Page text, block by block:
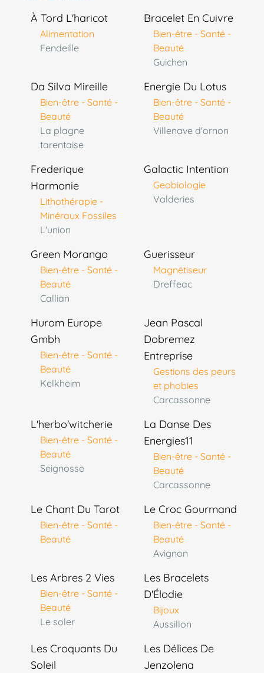
À Tord L'haricot
Alimentation
Fendeille
Bracelet En Cuivre
Bien-être - Santé -
Beauté
Guichen
Da Silva Mireille
Bien-être - Santé -
Beauté
La plagne
tarentaise
Energie Du Lotus
Bien-être - Santé -
Beauté
Villenave d'ornon
Frederique
Harmonie
Lithothérapie -
Minéraux Fossiles
L'union
Galactic Intention
Geobiologie
Valderies
Green Morango
Bien-être - Santé -
Beauté
Callian
Guerisseur
Magnétiseur
Dreffeac
Hurom Europe
Gmbh
Bien-être - Santé -
Beauté
Kelkheim
Jean Pascal
Dobremez
Entreprise
Gestions des peurs
et phobies
Carcassonne
L'herbo'witcherie
Bien-être - Santé -
Beauté
Seignosse
La Danse Des
Energies11
Bien-être - Santé -
Beauté
Carcassonne
Le Chant Du Tarot
Bien-être - Santé -
Beauté
Le Croc Gourmand
Bien-être - Santé -
Beauté
Avignon
Les Arbres 2 Vies
Bien-être - Santé -
Beauté
Le soler
Les Bracelets
D'Élodie
Bijoux
Aussillon
Les Croquants Du
Soleil
Les Délices De
Jenzolena